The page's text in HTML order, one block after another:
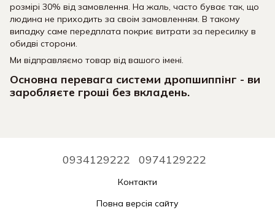
розмірі 30% від замовлення. На жаль, часто буває так, що
людина не приходить за своім замовленням. В такому
випадку саме передплата покриє витрати за пересилку в
обидві сторони.
Ми відправляємо товар від вашого імені.
Основна перевага системи дропшиппінг - ви
заробляєте гроші без вкладень.
0934129222 0974129222
Контакти
Повна версія сайту